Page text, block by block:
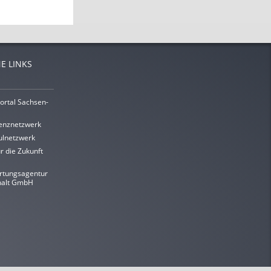
LINKS
Sachsen-
die Zukunft
GmbH